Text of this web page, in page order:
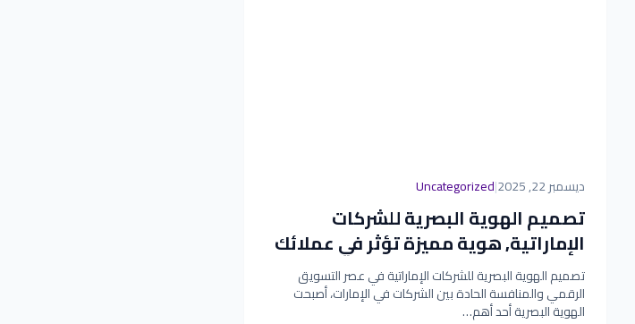
ديسمبر 22, 2025 |
Uncategorized
تصميم الهوية البصرية للشركات
الإماراتية, هوية مميزة تؤثر في عملائك
تصميم الهوية البصرية للشركات الإماراتية في عصر التسويق
الرقمي والمنافسة الحادة بين الشركات في الإمارات، أصبحت
الهوية البصرية أحد أهم…